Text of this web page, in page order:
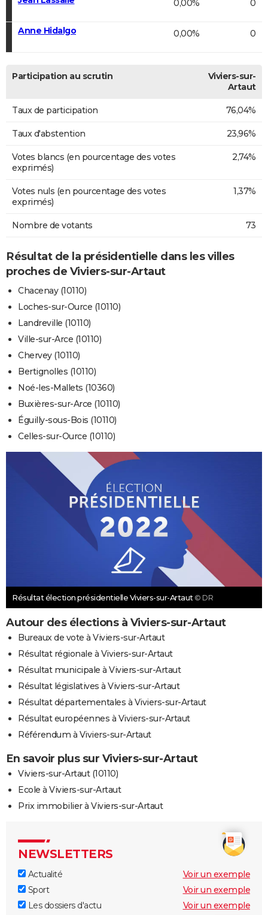
0,00% 0
Anne Hidalgo 0,00% 0
Participation au scrutin
Viviers-sur-
Artaut
Taux de participation 76,04%
Taux d'abstention 23,96%
Votes blancs (en pourcentage des votes
exprimés)
2,74%
Votes nuls (en pourcentage des votes
exprimés)
1,37%
Nombre de votants 73
Résultat de la présidentielle dans les villes
proches de Viviers-sur-Artaut
Chacenay (10110)
Loches-sur-Ource (10110)
Landreville (10110)
Ville-sur-Arce (10110)
Chervey (10110)
Bertignolles (10110)
Noé-les-Mallets (10360)
Buxières-sur-Arce (10110)
Éguilly-sous-Bois (10110)
Celles-sur-Ource (10110)
Résultat élection présidentielle Viviers-sur-Artaut © DR
Autour des élections à Viviers-sur-Artaut
Bureaux de vote à Viviers-sur-Artaut
Résultat régionale à Viviers-sur-Artaut
Résultat municipale à Viviers-sur-Artaut
Résultat législatives à Viviers-sur-Artaut
Résultat départementales à Viviers-sur-Artaut
Résultat européennes à Viviers-sur-Artaut
Référendum à Viviers-sur-Artaut
En savoir plus sur Viviers-sur-Artaut
Viviers-sur-Artaut (10110)
Ecole à Viviers-sur-Artaut
Prix immobilier à Viviers-sur-Artaut
NEWSLETTERS
Actualité
Voir un exemple
Sport
Voir un exemple
Les dossiers d'actu
Voir un exemple